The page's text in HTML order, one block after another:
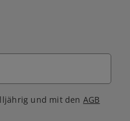
und mit den AGB